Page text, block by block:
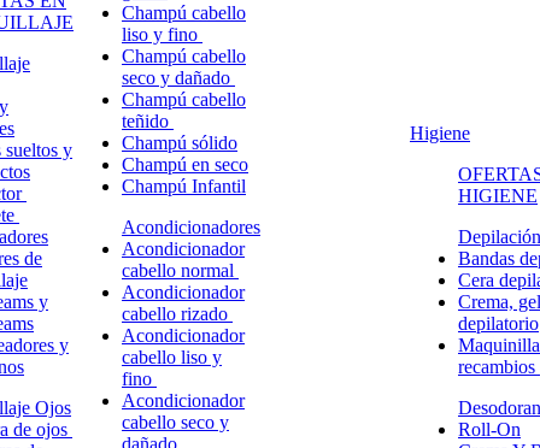
sueltos y
de
y
y
Ojos
de ojos
Champú cabello
liso y fino
Champú cabello
seco y dañado
Champú cabello
teñido
Champú sólido
Champú en seco
Champú Infantil
Acondicionadores
Acondicionador
cabello normal
Acondicionador
cabello rizado
Acondicionador
cabello liso y
fino
Acondicionador
cabello seco y
dañado
Higiene
HIGIENE
Depilación
Bandas
Cera
Crema,
depilatorio
recambios
Roll-On